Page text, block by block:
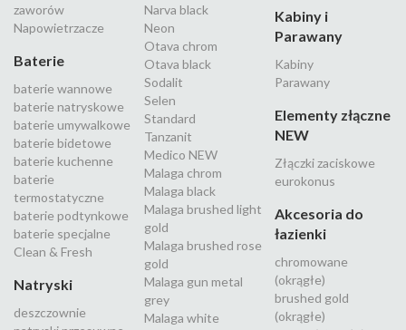
zaworów
Napowietrzacze
Baterie
baterie wannowe
baterie natryskowe
baterie umywalkowe
baterie bidetowe
baterie kuchenne
baterie
termostatyczne
baterie podtynkowe
baterie specjalne
Clean & Fresh
Natryski
deszczownie
Narva black
Neon
Otava chrom
Otava black
Sodalit
Selen
Standard
Tanzanit
Medico NEW
Malaga chrom
Malaga black
Malaga brushed light
gold
Malaga brushed rose
gold
Malaga gun metal
grey
Malaga white
Kabiny i
Parawany
Kabiny
Parawany
Elementy złączne
NEW
Złączki zaciskowe
eurokonus
Akcesoria do
łazienki
chromowane
(okrągłe)
brushed gold
(okrągłe)